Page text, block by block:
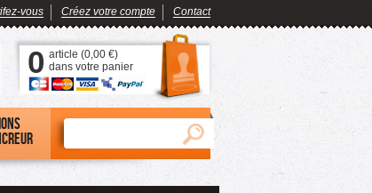
vous Créez votre compte Contact
0 article (0,00 €)
dans votre panier